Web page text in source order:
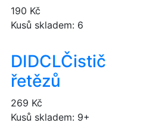
190 Kč
Kusů skladem: 6
DIDCLČistič
řetězů
269 Kč
Kusů skladem: 9+